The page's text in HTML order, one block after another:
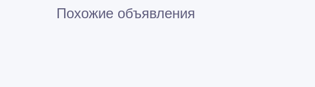
Похожие объявления